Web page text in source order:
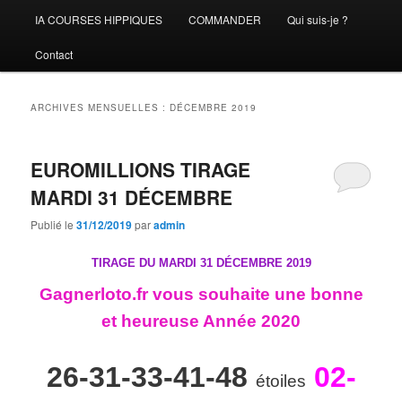
contenu
contenu
IA COURSES HIPPIQUES COMMANDER Qui suis-je ?
Contact
ARCHIVES MENSUELLES : DÉCEMBRE 2019
EUROMILLIONS TIRAGE
MARDI 31 DÉCEMBRE
Publié le31/12/2019paradmin
TIRAGE DU MARDI 31 DÉCEMBRE 2019
Gagnerloto.fr vous souhaite une bonne
et heureuse Année 2020
26-31-33-41-48 étoiles 02-